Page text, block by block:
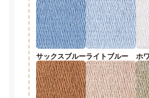
サックスブルーライトブルー ホ